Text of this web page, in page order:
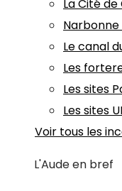
La Cité
Le canal
Les
Les sites
Les sites
Voir tous les
L'Aude en bref